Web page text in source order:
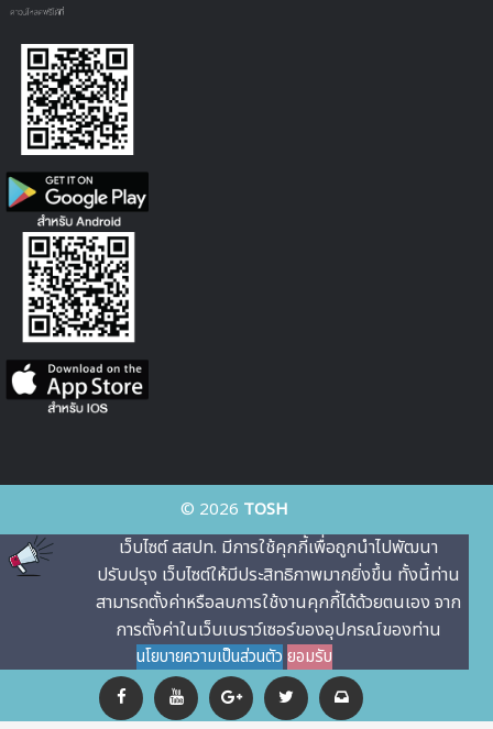
© 2026 TOSH
เว็บไซต์ สสปท. มีการใช้คุกกี้เพื่อถูกนําไปพัฒนา
ปรับปรุง เว็บไซต์ให้มีประสิทธิภาพมากยิ่งขึ้น ทั้งนี้ท่าน
สามารถตั้งค่าหรือลบการใช้งานคุกกี้ได้ด้วยตนเอง จาก
การตั้งค่าในเว็บเบราว์เซอร์ของอุปกรณ์ของท่าน
นโยบายความเป็นส่วนตัว ยอมรับ